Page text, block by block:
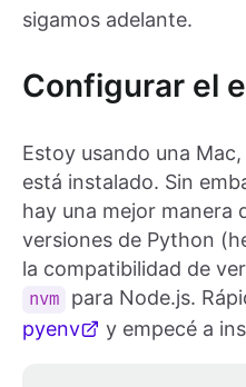
sigamos adelante.
Configurar el
Estoy usando una
está instalado. Sin
hay una mejor manera
versiones de Python
la compatibilidad de
nvm
para Node.js.
pyenv
y empecé a